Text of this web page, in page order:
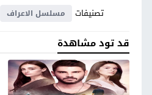
تصنيفات مسلسل الاعراف
قد تود مشاهدة